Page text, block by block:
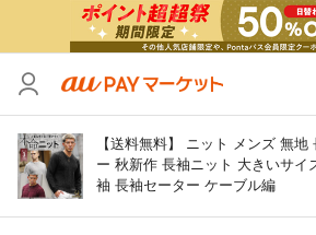
【送料無料】 ニット メンズ 無
ー 秋新作 長袖ニット 大きいサイ
袖 長袖セーター ケーブル編
カテゴリ
価格
支払い方法